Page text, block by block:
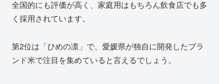
全国的にも評価が高く、家庭用はもちろん飲食店でも多
く採用されています。
第2位は「ひめの凛」で、愛媛県が独自に開発したブラ
ンド米で注目を集めていると言えるでしょう。